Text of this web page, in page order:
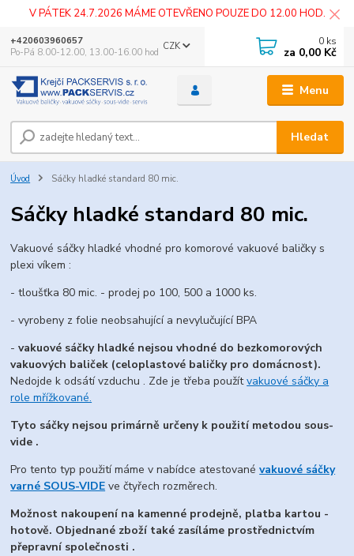
V PÁTEK 24.7.2026 MÁME OTEVŘENO POUZE DO 12.00 HOD.
Menu
CZK
Hledat
+420603960657
Po-Pá 8.00-12.00, 13.00-16.00 hod
0 ks
za 0,00 Kč
Úvod Sáčky hladké standard 80 mic.
Sáčky hladké standard 80 mic.
Vakuové sáčky hladké vhodné pro komorové vakuové baličky s
plexi víkem :
- tloušťka 80 mic. - prodej po 100, 500 a 1000 ks.
- vyrobeny z folie neobsahující a nevylučující BPA
-vakuové sáčky hladké nejsou vhodné do bezkomorových
vakuových baliček (celoplastové baličky pro domácnost).
Nedojde k odsátí vzduchu . Zde je třeba použítvakuové sáčky a
role mřížkované.
Tyto sáčky nejsou primárně určeny k použití metodou sous-
vide .
Pro tento typ použití máme v nabídce atestovanévakuové sáčky
varné SOUS-VIDE ve čtyřech rozměrech.
Možnost nakoupení na kamenné prodejně, platba kartou -
hotově. Objednané zboží také zasíláme prostřednictvím
přepravní společnosti .